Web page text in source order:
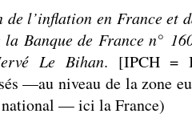
de l’inflation en France et
Banque de France n°
Le Bihan. [IPCH =
—au niveau de la zone
— ici la France)